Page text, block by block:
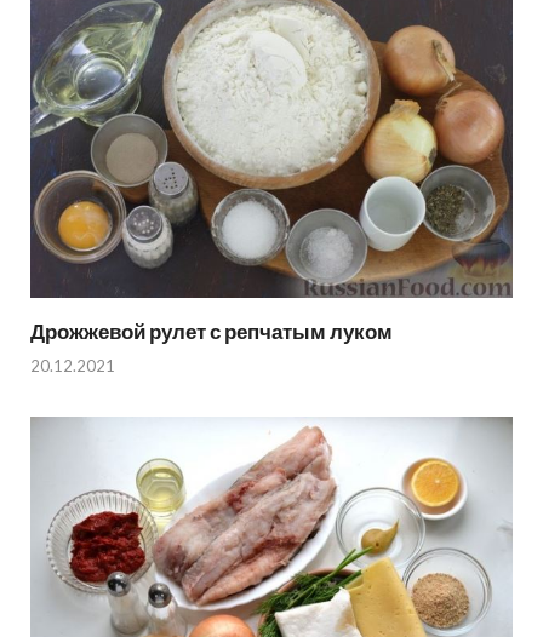
Дрожжевой рулет с репчатым луком
20.12.2021